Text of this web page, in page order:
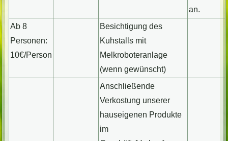
an.
Ab 8
Personen:
10€/Person
Besichtigung des
Kuhstalls mit
Melkroboteranlage
(wenn gewünscht)
Anschließende
Verkostung unserer
hauseigenen Produkte
im